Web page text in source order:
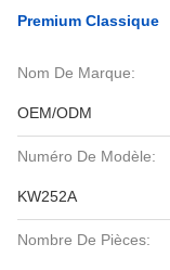
Premium Classique
Nom De Marque:
OEM/ODM
Numéro De Modèle:
KW252A
Nombre De Pièces: